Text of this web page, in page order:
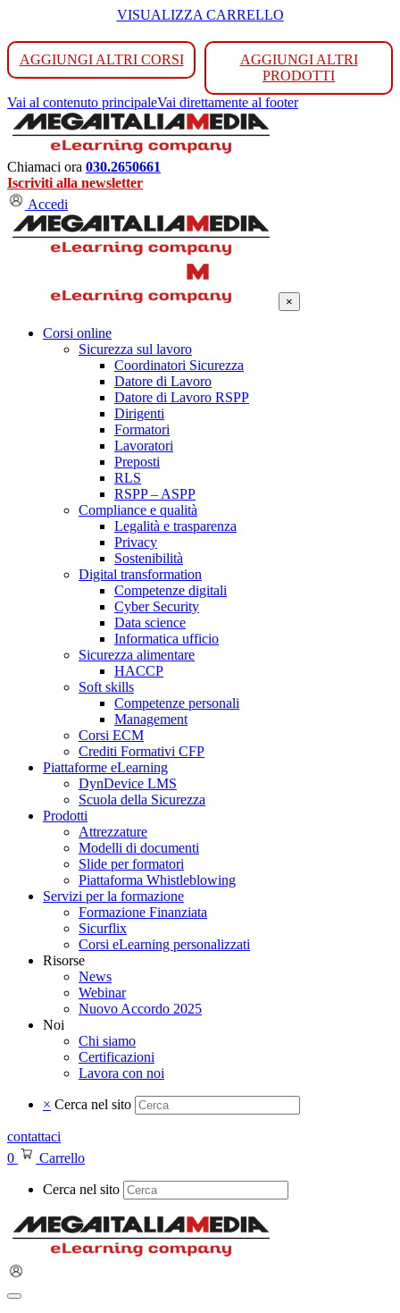
VISUALIZZA CARRELLO
AGGIUNGI ALTRI CORSI
AGGIUNGI ALTRI
PRODOTTI
Vai al contenuto principaleVai direttamente al footer
Chiamaci ora 030.2650661
Iscriviti alla newsletter
Accedi
×
Corsi online
Sicurezza sul lavoro
Coordinatori Sicurezza
Datore di Lavoro
Datore di Lavoro RSPP
Dirigenti
Formatori
Lavoratori
Preposti
RLS
RSPP – ASPP
Compliance e qualità
Legalità e trasparenza
Privacy
Sostenibilità
Digital transformation
Competenze digitali
Cyber Security
Data science
Informatica ufficio
Sicurezza alimentare
HACCP
Soft skills
Competenze personali
Management
Corsi ECM
Crediti Formativi CFP
Piattaforme eLearning
DynDevice LMS
Scuola della Sicurezza
Prodotti
Attrezzature
Modelli di documenti
Slide per formatori
Piattaforma Whistleblowing
Servizi per la formazione
Formazione Finanziata
Sicurflix
Corsi eLearning personalizzati
Risorse
News
Webinar
Nuovo Accordo 2025
Noi
Chi siamo
Certificazioni
Lavora con noi
× Cerca nel sito
contattaci
0
Carrello
Cerca nel sito